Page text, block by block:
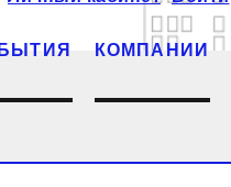
КОМПАНИИ